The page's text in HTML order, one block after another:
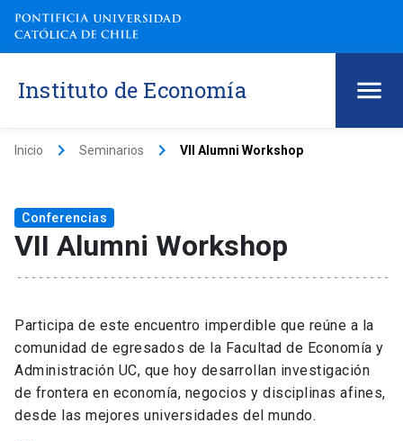
Instituto de Economía
Inicio keyboard_arrow_right Seminarios keyboard_arrow_right VII Alumni Workshop
Conferencias
VII Alumni Workshop
Participa de este encuentro imperdible que reúne a la
comunidad de egresados de la Facultad de Economía y
Administración UC, que hoy desarrollan investigación
de frontera en economía, negocios y disciplinas afines,
desde las mejores universidades del mundo.